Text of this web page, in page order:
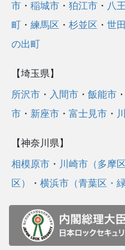
市 ・稲城市 ・狛江市 ・ 八
町 ・練馬区 ・杉並区 ・世
の出町
【埼玉県】
所沢市 ・ 入間市 ・飯能市
市 ・ 新座市 ・富士見市 ・
【神奈川県】
相模原市 ・ 川崎市（多摩
区）
・横浜市（青葉区・緑